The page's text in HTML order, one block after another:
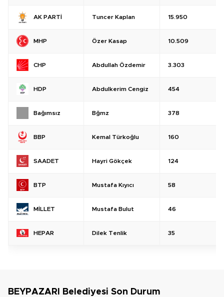
AK PARTİ Tuncer Kaplan 15.950
MHP Özer Kasap 10.509
CHP Abdullah Özdemir 3.303
HDP Abdulkerim Cengiz 454
Bağımsız Bğmz 378
BBP Kemal Türkoğlu 160
SAADET Hayri Gökçek 124
BTP Mustafa Kıyıcı 58
MİLLET Mustafa Bulut 46
HEPAR Dilek Tenlik 35
BEYPAZARI Belediyesi Son Durum